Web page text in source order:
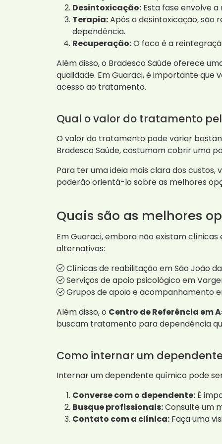
Desintoxicação: Esta fase envolve
Terapia:Após a desintoxicação, são
dependência.
Recuperação:O foco é a
Além disso, o Bradesco Saúde oferece
qualidade. Em Guaraci, é importante que
acesso ao tratamento.
Qual o valor do tratamento
O valor do tratamento pode variar
Bradesco Saúde, costumam cobrir uma
Para ter uma ideia mais clara dos
poderão orientá-lo sobre as melhores
Quais são as melhores
Em Guaraci, embora não existam
alternativas:
Clínicas de reabilitação em São João
Serviços de apoio psicológico em
Grupos de apoio e acompanhamento
Além disso, o Centro de Referência em
buscam tratamento para dependência
Como internar um
Internar um dependente químico pode
Converse com o dependente: É
Busque profissionais:Consulte um
Contato com a clínica: Faça uma